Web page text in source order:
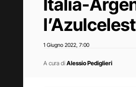
Italia-
1 Giugno 2022 7:00
A cura di Alessio Pediglieri